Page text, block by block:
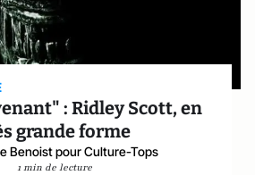
: Ridley Scott, en
grande forme
Benoist pour Culture-Tops
1 min de lecture